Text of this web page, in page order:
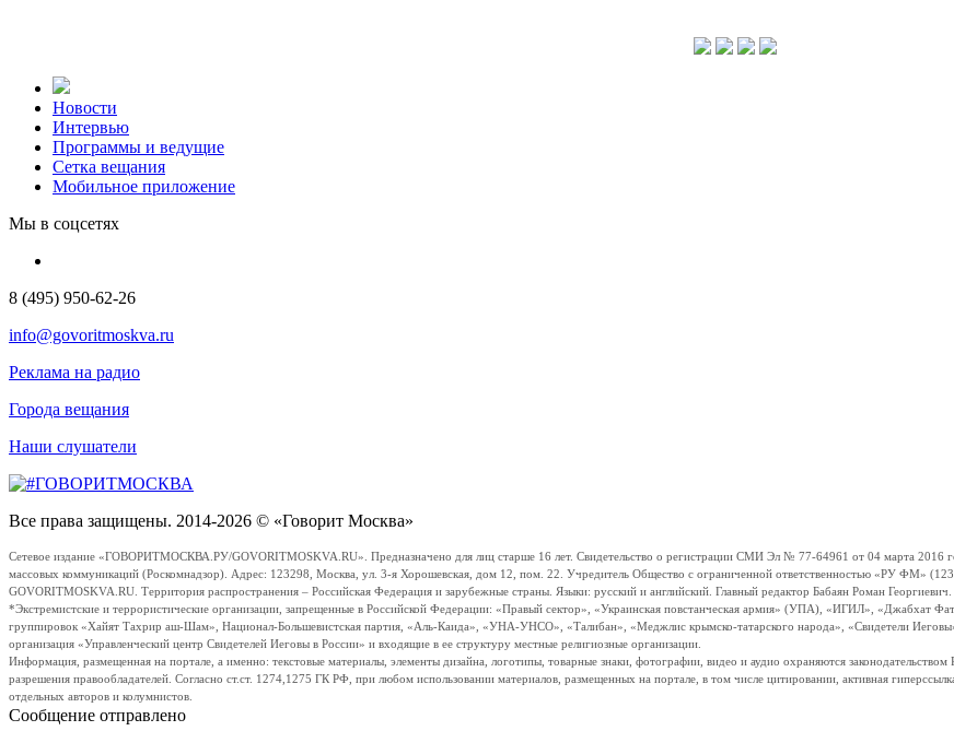
Новости
Интервью
Программы и ведущие
Сетка вещания
Мобильное приложение
Мы в соцсетях
8 (495) 950-62-26
info@govoritmoskva.ru
Реклама на радио
Города вещания
Наши слушатели
Все права защищены. 2014-2026 © «Говорит Москва»
Сетевое издание «ГОВОРИТМОСКВА.РУ/GOVORITMOSKVA.RU». Предназначено для лиц старше 16 лет. Свидетельство о регистрации СМИ Эл № 77-64961 от 04 марта 2016
массовых коммуникаций (Роскомнадзор). Адрес: 123298, Москва, ул. 3-я Хорошевская, дом 12, пом. 22. Учредитель Общество с ограниченной ответственностью «РУ ФМ»
GOVORITMOSKVA.RU. Территория распространения – Российская Федерация и зарубежные страны. Языки: русский и английский. Главный редактор Бабаян Роман
*Экстремистские и террористические организации, запрещенные в Российской Федерации: «Правый сектор», «Украинская повстанческая армия» (УПА), «ИГИЛ»,
группировок «Хайят Тахрир аш-Шам», Национал-Большевистская партия, «Аль-Каида», «УНА-УНСО», «Талибан», «Меджлис крымско-татарского народа», «Свидетели
организация «Управленческий центр Свидетелей Иеговы в России» и входящие в ее структуру местные религиозные организации.
Информация, размещенная на портале, а именно: текстовые материалы, элементы дизайна, логотипы, товарные знаки, фотографии, видео и аудио охраняются
разрешения правообладателей. Согласно ст.ст. 1274,1275 ГК РФ, при любом использовании материалов, размещенных на портале, в том числе цитировании, активная
отдельных авторов и колумнистов.
Сообщение отправлено